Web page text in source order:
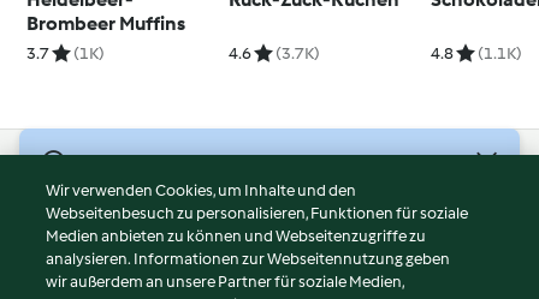
Brombeer Muffins
3.7 (1K) 4.6 (3.7K) 4.8 (1.1K)
Nutzungsbedingungen
Datenschutzrichtlinien
Disclaimer
Wir verwenden Cookies, um Inhalte und den
Webseitenbesuch zu personalisieren, Funktionen für soziale
Medien anbieten zu können und Webseitenzugriffe zu
analysieren. Informationen zur Webseitennutzung geben
wir außerdem an unsere Partner für soziale Medien,